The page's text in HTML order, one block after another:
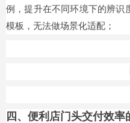
例，提升在不同环境下的辨识
模板，无法做场景化适配；
四、便利店门头交付效率